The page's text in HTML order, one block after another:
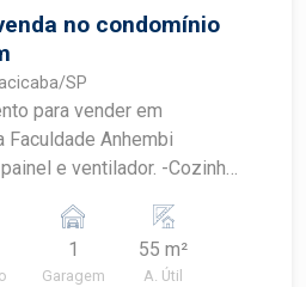
no condomínio
SP
para vender em
Faculdade Anhembi
-Banheiro com
1
Garagem
55 m²
A. Útil